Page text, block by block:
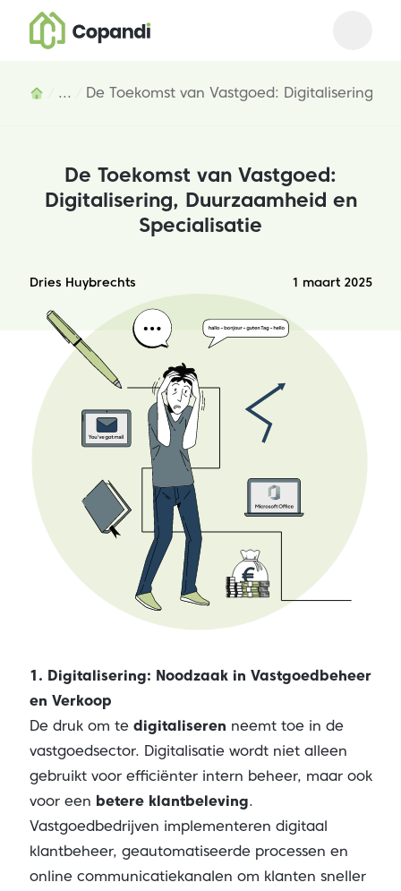
... De Toekomst van Vastgoed: Digitalisering,
De Toekomst van Vastgoed:
Digitalisering, Duurzaamheid en
Specialisatie
Dries Huybrechts 1 maart 2025
1. Digitalisering: Noodzaak in Vastgoedbeheer
en Verkoop
De druk om te digitaliseren neemt toe in de
vastgoedsector. Digitalisatie wordt niet alleen
gebruikt voor efficiënter intern beheer, maar ook
voor een betere klantbeleving.
Vastgoedbedrijven implementeren digitaal
klantbeheer, geautomatiseerde processen en
online communicatiekanalen om klanten sneller